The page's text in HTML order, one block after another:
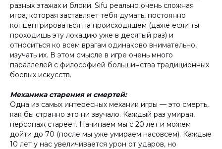
разных этажах и блоки. Sifu реально очень сложная
игра, которая заставляет тебя думать, постоянно
концентрироваться на происходящем (даже если ты
проходишь эту локацию уже в десятый раз) и
относиться ко всем врагам одинаково внимательно,
изучать их. В этом смысле в игре очень много
параллелей с философией большинства традиционных
боевых искусств.
Механика старения и смертей:
Одна из самых интересных механик игры — это смерть,
как бы странно это ни звучало. Каждый раз умирая,
персонаж стареет. Начинаем мы с 20 лет и можем
дойти до 70 (после мы уже умираем насовсем). Каждые
10 лет у нас увеличивается урон от ударов, но